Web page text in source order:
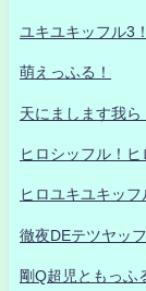
ユキユキッフル3！
萌えっふる！
天にまします我ら
ヒロシッフル！
ヒロユキユキッ
徹夜DEテツヤッ
剛Q超児ともっふ